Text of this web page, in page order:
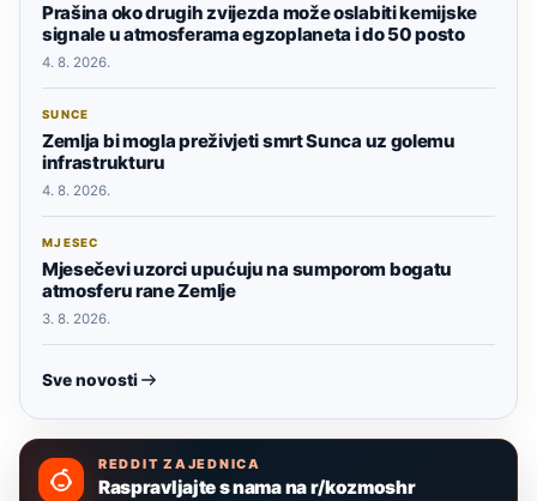
Prašina oko drugih zvijezda može oslabiti kemijske
signale u atmosferama egzoplaneta i do 50 posto
4. 8. 2026.
SUNCE
Zemlja bi mogla preživjeti smrt Sunca uz golemu
infrastrukturu
4. 8. 2026.
MJESEC
Mjesečevi uzorci upućuju na sumporom bogatu
atmosferu rane Zemlje
3. 8. 2026.
Sve novosti
REDDIT ZAJEDNICA
Raspravljajte s nama na r/kozmoshr